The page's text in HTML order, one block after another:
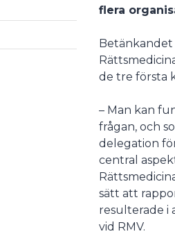
flera
Betänkandet
de tre första
– Man kan
frågan, och
delegation
central
sätt att
resulterade i
vid RMV.